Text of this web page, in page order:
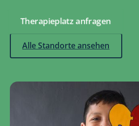
Therapieplatz anfragen
Alle Standorte ansehen